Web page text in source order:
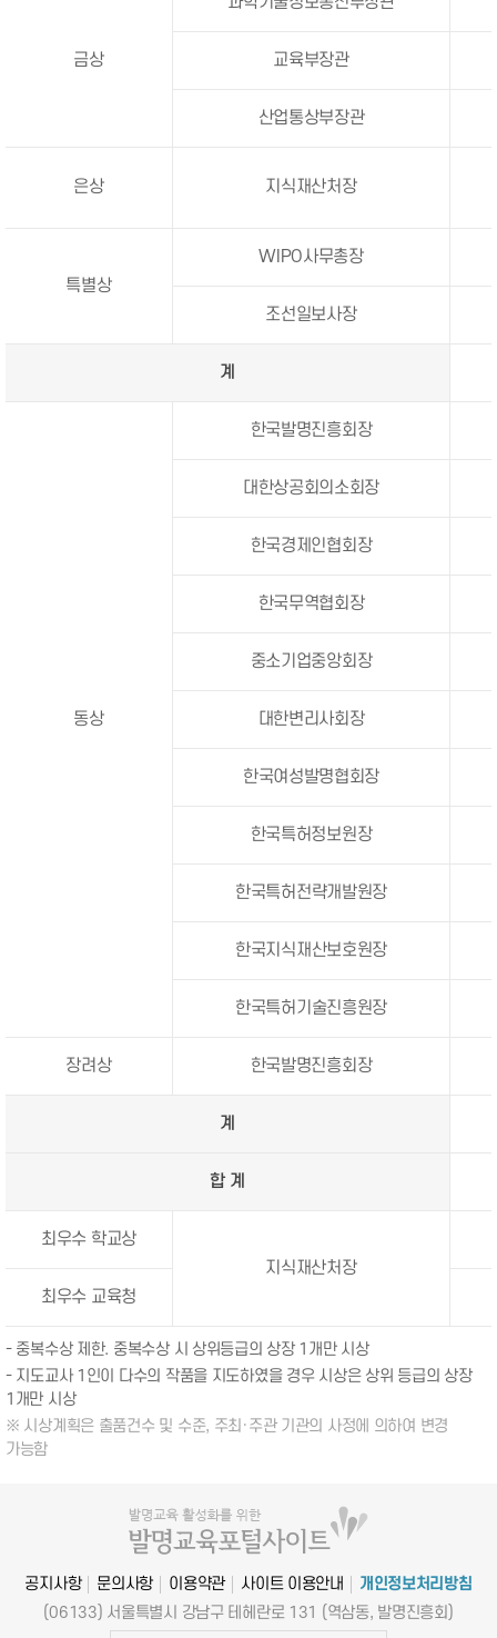
금상 교육부장관
산업통상부장관
은상 지식재산처장
특별상
WIPO사무총장
조선일보사장
계
동상
한국발명진흥회장
대한상공회의소회장
한국경제인협회장
한국무역협회장
중소기업중앙회장
대한변리사회장
한국여성발명협회장
한국특허정보원장
한국특허전략개발원장
한국지식재산보호원장
한국특허기술진흥원장
장려상 한국발명진흥회장
계
합 계
최우수 학교상
지식재산처장
최우수 교육청
- 중복수상 제한. 중복수상 시 상위등급의 상장 1개만 시상
- 지도교사 1인이 다수의 작품을 지도하였을 경우 시상은 상위 등급의 상장
1개만 시상
※ 시상계획은 출품건수 및 수준, 주최·주관 기관의 사정에 의하여 변경
가능함
공지사항 문의사항 이용약관 사이트 이용안내
개인정보처리방침
(06133) 서울특별시 강남구 테헤란로 131 (역삼동, 발명진흥회)